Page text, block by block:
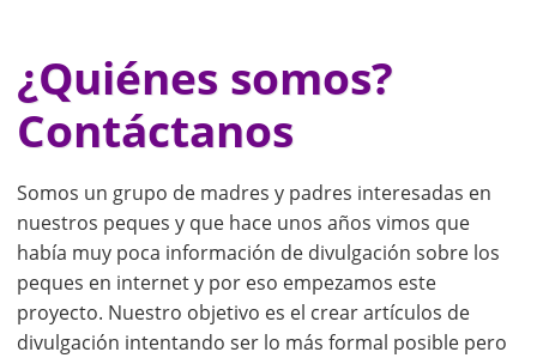
¿Quiénes somos?
Contáctanos
Somos un grupo de madres y padres interesadas en
nuestros peques y que hace unos años vimos que
había muy poca información de divulgación sobre los
peques en internet y por eso empezamos este
proyecto. Nuestro objetivo es el crear artículos de
divulgación intentando ser lo más formal posible pero